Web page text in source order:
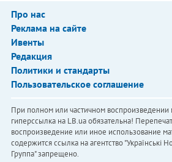
Про нас
Реклама на сайте
Ивенты
Редакция
Политики и стандарты
Пользовательское соглашение
При полном или частичном воспроизведении
гиперссылка на LB.ua обязательна!
воспроизведение или иное использование
содержится ссылка на агентство "Українськi
Группа" запрещено.